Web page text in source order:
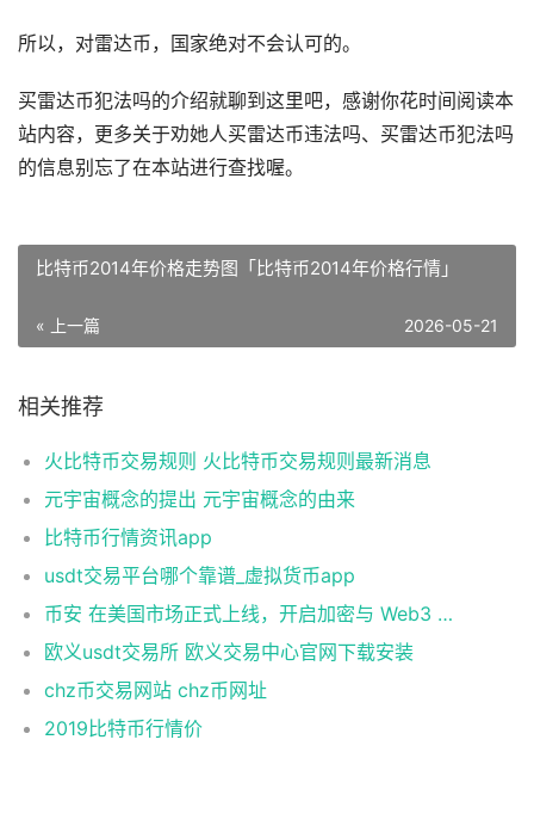
所以，对雷达币，国家绝对不会认可的。
买雷达币犯法吗的介绍就聊到这里吧，感谢你花时间阅读本
站内容，更多关于劝她人买雷达币违法吗、买雷达币犯法吗
的信息别忘了在本站进行查找喔。
比特币2014年价格走势图「比特币2014年价格行情」
« 上一篇 2026-05-21
相关推荐
火比特币交易规则 火比特币交易规则最新消息
元宇宙概念的提出 元宇宙概念的由来
比特币行情资讯app
usdt交易平台哪个靠谱_虚拟货币app
币安 在美国市场正式上线，开启加密与 Web3 创新的全新时代！
欧义usdt交易所 欧义交易中心官网下载安装
chz币交易网站 chz币网址
2019比特币行情价